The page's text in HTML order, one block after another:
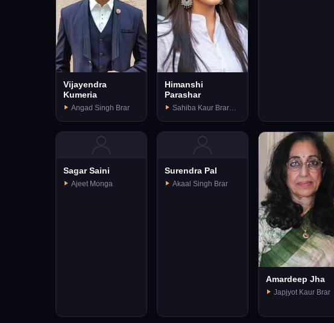
Vijayendra
Kumeria
Angad Singh Brar
Himanshi
Parashar
Sagar Saini
Ajeet Monga
Surendra Pal
Akaal Singh Brar
Amardeep Jha
Japjyot Kaur Brar